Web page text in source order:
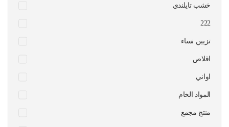
خشب تايلندي
222
تزيين نساء
اقلاص
اواني
المواد الخام
منتج مجمع